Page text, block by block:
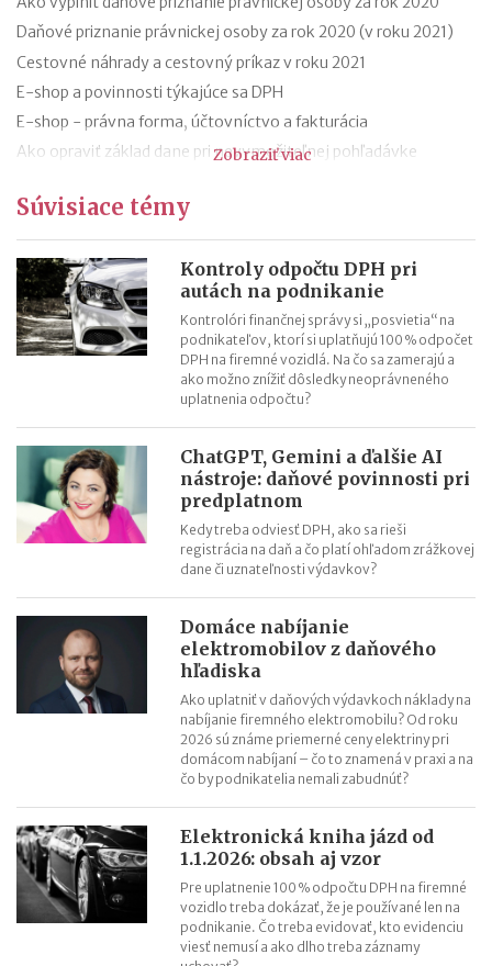
Daňové priznanie právnickej osoby za rok 2020 (v roku 2021)
Cestovné náhrady a cestovný príkaz v roku 2021
E-shop a povinnosti týkajúce sa DPH
E-shop - právna forma, účtovníctvo a fakturácia
Ako opraviť základ dane pri nevymožiteľnej pohľadávke
2021
13. a 14. plat - zmeny od roku 2021
Hrubá a čistá minimálna mzda v roku 2021 (daň a odvody)
Aké je účtovné a zdaňovacie obdobie firmy v likvidácii?
Zobraziť viac
Súvisiace témy
Kontroly odpočtu DPH pri
autách na podnikanie
Kontrolóri finančnej správy si „posvietia“ na
podnikateľov, ktorí si uplatňujú 100 % odpočet
DPH na firemné vozidlá. Na čo sa zamerajú a
ako možno znížiť dôsledky neoprávneného
uplatnenia odpočtu?
ChatGPT, Gemini a ďalšie AI
nástroje: daňové povinnosti pri
predplatnom
Kedy treba odviesť DPH, ako sa rieši
registrácia na daň a čo platí ohľadom zrážkovej
dane či uznateľnosti výdavkov?
Domáce nabíjanie
elektromobilov z daňového
hľadiska
Ako uplatniť v daňových výdavkoch náklady na
nabíjanie firemného elektromobilu? Od roku
2026 sú známe priemerné ceny elektriny pri
domácom nabíjaní – čo to znamená v praxi a na
čo by podnikatelia nemali zabudnúť?
Elektronická kniha jázd od
1.1.2026: obsah aj vzor
Pre uplatnenie 100 % odpočtu DPH na firemné
vozidlo treba dokázať, že je používané len na
podnikanie. Čo treba evidovať, kto evidenciu
viesť nemusí a ako dlho treba záznamy